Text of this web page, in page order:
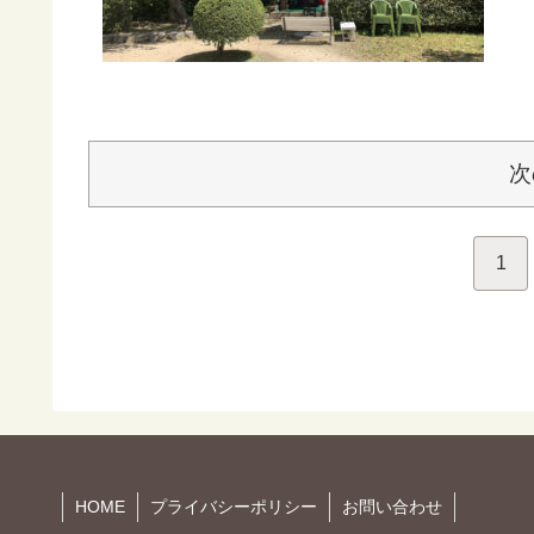
1
HOME プライバシーポリシー お問い合わせ